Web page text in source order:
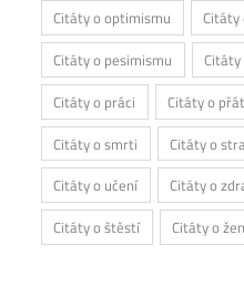
Citáty o optimismu Citáty
Citáty o pesimismu
Citáty
Citáty o práci
Citáty o
Citáty o smrti
Citáty o
Citáty o učení
Citáty o
Citáty o štěstí
Citáty o